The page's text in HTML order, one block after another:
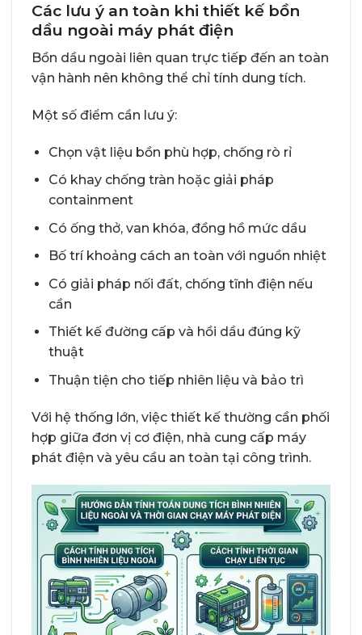
Các lưu ý an toàn khi thiết kế bồn
dầu ngoài máy phát điện
Bồn dầu ngoài liên quan trực tiếp đến an toàn
vận hành nên không thể chỉ tính dung tích.
Một số điểm cần lưu ý:
Chọn vật liệu bồn phù hợp, chống rò rỉ
Có khay chống tràn hoặc giải pháp
containment
Có ống thở, van khóa, đồng hồ mức dầu
Bố trí khoảng cách an toàn với nguồn nhiệt
Có giải pháp nối đất, chống tĩnh điện nếu
cần
Thiết kế đường cấp và hồi dầu đúng kỹ
thuật
Thuận tiện cho tiếp nhiên liệu và bảo trì
Với hệ thống lớn, việc thiết kế thường cần phối
hợp giữa đơn vị cơ điện, nhà cung cấp máy
phát điện và yêu cầu an toàn tại công trình.